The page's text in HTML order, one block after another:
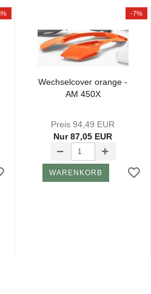
-7%
Wech­sel­co­ver oran­ge -
AM 450X
Preis 94,49 EUR
Nur 87,05 EUR
WARENKORB